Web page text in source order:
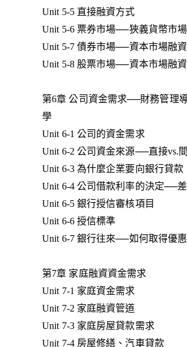
Unit 5-5 直接融資方式
Unit 5-6 票券市場──狹義貨幣市場
Unit 5-7 債券市場──資本市場融資
Unit 5-8 股票市場──資本市場融資
第6章 公司資金需求──財務管理
學
Unit 6-1 公司的資金需求
Unit 6-2 公司資金來源──直接vs.
Unit 6-3 為什麼企業要向銀行貸款
Unit 6-4 公司借款利率的決定──
Unit 6-5 銀行授信審核項目
Unit 6-6 授信標準
Unit 6-7 銀行往來──如何取得優
第7章 家庭融資資金需求
Unit 7-1 家庭資金需求
Unit 7-2 家庭融資管道
Unit 7-3 家庭房屋貸款需求
Unit 7-4 房屋修繕、汽車貸款